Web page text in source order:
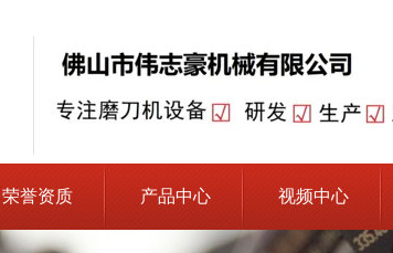
荣誉资质 产品中心 视频中心